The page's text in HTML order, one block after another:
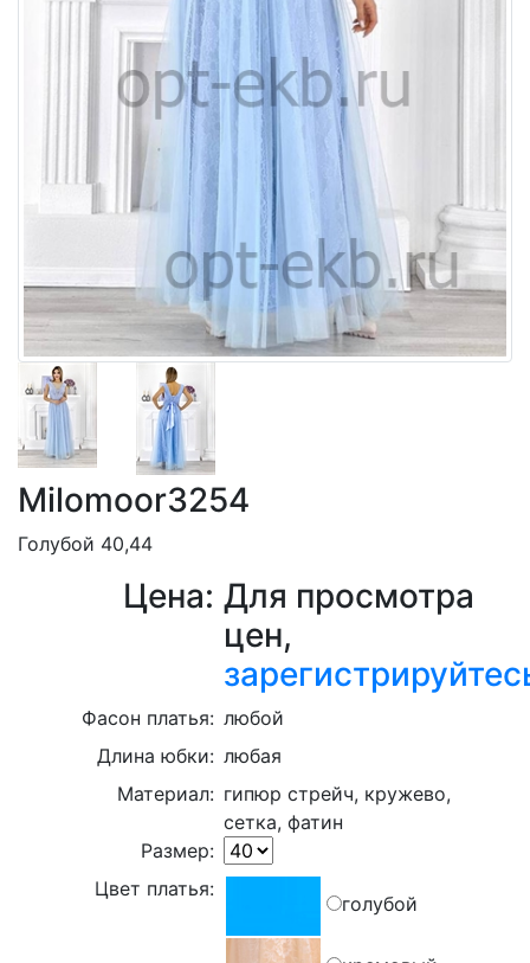
Milomoor3254
Голубой 40,44
Цена: Для просмотра
цен,
Фасон платья: любой
Длина юбки: любая
Материал: гипюр стрейч, кружево,
сетка, фатин
Размер:
Цвет платья:
голубой